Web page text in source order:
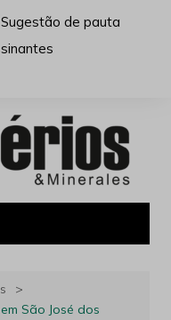
Sugestão de pauta
São José dos